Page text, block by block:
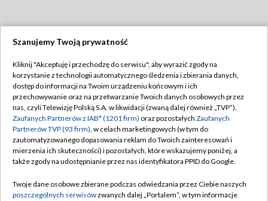
TVP
Abonament TVP
Emisja w TVP
Centrum informacji TVP
Naziemna Telewizja Cyfrowa
Rada Programowa
Regulamin TVP
Polityka prywatności
Moje zgody
Pomoc
Kontakt
Szanujemy Twoją prywatność
Kliknij "Akceptuję i przechodzę do serwisu", aby wyrazić zgody na
korzystanie z technologii automatycznego śledzenia i zbierania danych,
dostęp do informacji na Twoim urządzeniu końcowym i ich
przechowywanie oraz na przetwarzanie Twoich danych osobowych przez
nas, czyli Telewizję Polską S.A. w likwidacji (zwaną dalej również „TVP”),
Zaufanych Partnerów z IAB* (1201 firm) oraz pozostałych Zaufanych
Partnerów TVP (93 firm), w celach marketingowych (w tym do
zautomatyzowanego dopasowania reklam do Twoich zainteresowań i
mierzenia ich skuteczności) i pozostałych, które wskazujemy poniżej, a
także zgody na udostępnianie przez nas identyfikatora PPID do Google.
Twoje dane osobowe zbierane podczas odwiedzania przez Ciebie naszych
poszczególnych serwisówzwanych dalej „Portalem”, w tym informacje